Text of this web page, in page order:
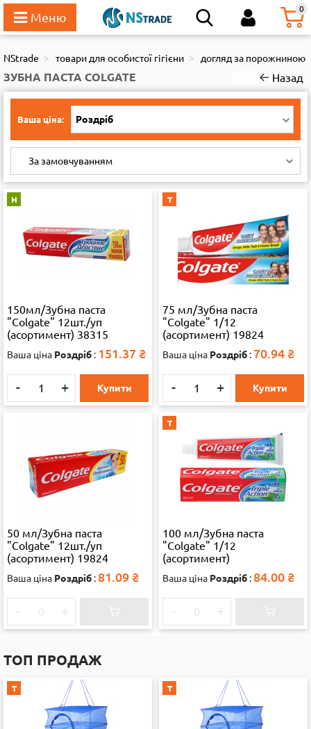
0
111
NStrade товари для особистої гігієни догляд за порожниною
ЗУБНА ПАСТА COLGATE Назад
Ваша ціна: Роздріб
За замовчуванням
Н
150мл/Зубна паста
"Colgate" 12шт./уп
(асортимент) 38315
Ваша ціна Роздріб : 151.37 ₴
- + Купити
Т
75 мл/Зубна паста
"Colgate" 1/12
(асортимент) 19824
Ваша ціна Роздріб : 70.94 ₴
- + Купити
50 мл/Зубна паста
"Colgate" 12шт./уп
(асортимент) 19824
Ваша ціна Роздріб : 81.09 ₴
Т
100 мл/Зубна паста
"Colgate" 1/12
(асортимент)
Ваша ціна Роздріб : 84.00 ₴
ТОП ПРОДАЖ
Т Т